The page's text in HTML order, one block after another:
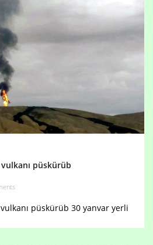
püskürüb
püskürüb 30 yanvar yerli